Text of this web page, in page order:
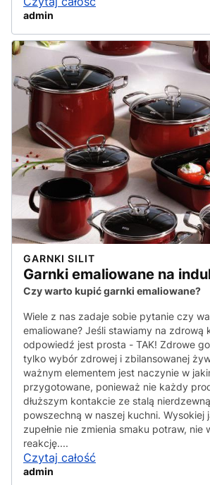
admin
GARNKI SILIT
Garnki emaliowane na
Czy warto kupić garnki emaliowane?
Wiele z nas zadaje sobie pytanie czy
emaliowane? Jeśli stawiamy na zdrową
odpowiedź jest prosta - TAK! Zdrowe
tylko wybór zdrowej i zbilansowanej
ważnym elementem jest naczynie w
przygotowane, ponieważ nie każdy
dłuższym kontakcie ze stalą
powszechną w naszej kuchni. Wysokiej
zupełnie nie zmienia smaku potraw, nie
reakcję....
Czytaj całość
admin